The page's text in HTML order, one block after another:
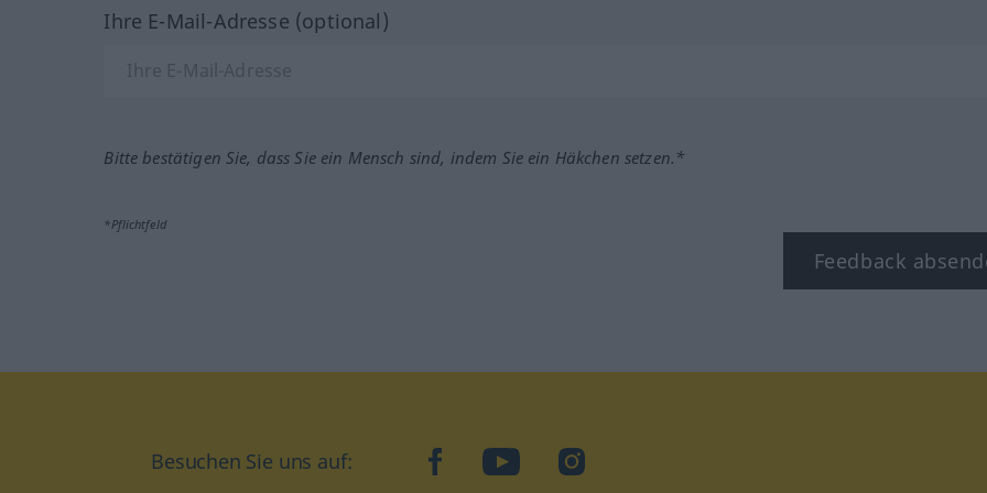
Ihre E-Mail-Adresse (optional)
Bitte bestätigen Sie, dass Sie ein Mensch sind, indem Sie ein Häkchen setzen.*
*Pflichtfeld
Feedback
Besuchen Sie uns auf: facebookYouTubeInstagram